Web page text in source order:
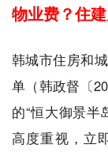
物业费？住建
韩城市住房和
单（韩政督〔
的“恒大御景半
高度重视，立